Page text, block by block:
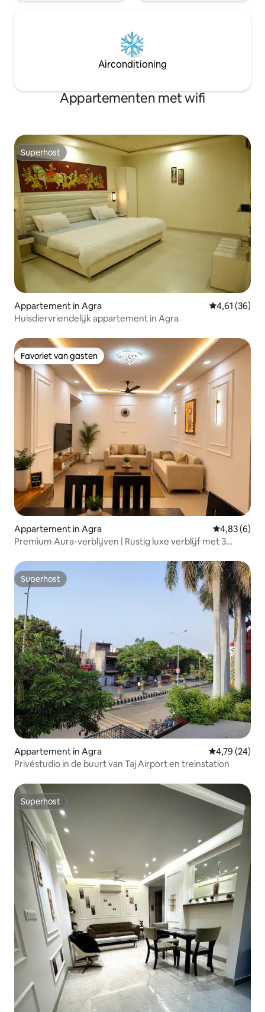
Airconditioning
Appartementen met wifi
Superhost
Superhost
Appartement in Agra Gemiddelde
4,61 (36)
Huisdiervriendelijk appartement in Agra
Favoriet van gasten
Favoriet van gasten
Appartement in Agra Gemiddelde
4,83 (6)
Premium Aura-verblijven | Rustig luxe verblijf met 3
Superhost
Superhost
Appartement in Agra Gemiddelde
4,79 (24)
Privéstudio in de buurt van Taj Airport en treinstation
Superhost
Superhost